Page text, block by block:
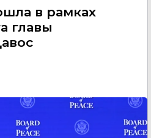
в рамках
главы